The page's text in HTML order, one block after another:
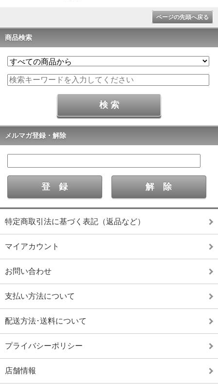
ページの先頭へ戻る
商品検索
メルマガ登録・解除
特定商取引法に基づく表記（返品など）
マイアカウント
お問い合わせ
支払い方法について
配送方法･送料について
プライバシーポリシー
店舗情報